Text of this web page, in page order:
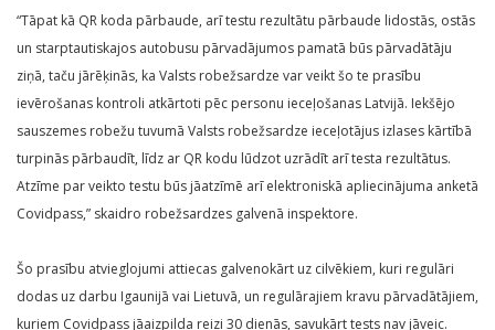
“Tāpat kā QR koda pārbaude, arī testu rezultātu pārbaude lidostās, ostās
un starptautiskajos autobusu pārvadājumos pamatā būs pārvadātāju
ziņā, taču jārēķinās, ka Valsts robežsardze var veikt šo te prasību
ievērošanas kontroli atkārtoti pēc personu ieceļošanas Latvijā. Iekšējo
sauszemes robežu tuvumā Valsts robežsardze ieceļotājus izlases kārtībā
turpinās pārbaudīt, līdz ar QR kodu lūdzot uzrādīt arī testa rezultātus.
Atzīme par veikto testu būs jāatzīmē arī elektroniskā apliecinājuma anketā
Covidpass,” skaidro robežsardzes galvenā inspektore.
Šo prasību atvieglojumi attiecas galvenokārt uz cilvēkiem, kuri regulāri
dodas uz darbu Igaunijā vai Lietuvā, un regulārajiem kravu pārvadātājiem,
kuriem Covidpass jāaizpilda reizi 30 dienās, savukārt tests nav jāveic.